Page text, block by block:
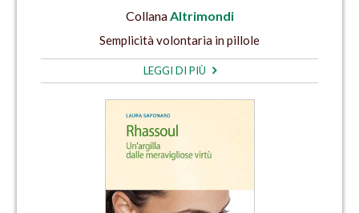
CollanaAltrimondi
Semplicità volontaria in pillole
LEGGI DI PIÙ